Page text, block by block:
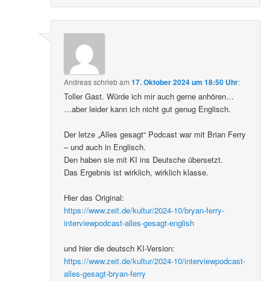
Andreasschriebam17. Oktober 2024 um 18:50 Uhr:
Toller Gast. Würde ich mir auch gerne anhören…
…aber leider kann ich nicht gut genug Englisch.
Der letze „Alles gesagt“ Podcast war mit Brian Ferry
– und auch in Englisch.
Den haben sie mit KI ins Deutsche übersetzt.
Das Ergebnis ist wirklich, wirklich klasse.
Hier das Original:
https://www.zeit.de/kultur/2024-10/bryan-ferry-
interviewpodcast-alles-gesagt-english
und hier die deutsch KI-Version:
https://www.zeit.de/kultur/2024-10/interviewpodcast-
alles-gesagt-bryan-ferry